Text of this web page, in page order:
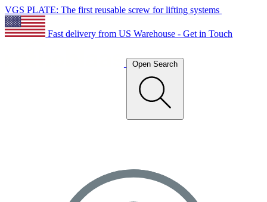
VGS PLATE: The first reusable screw for lifting systems
Fast delivery from US Warehouse - Get in Touch
Open Search